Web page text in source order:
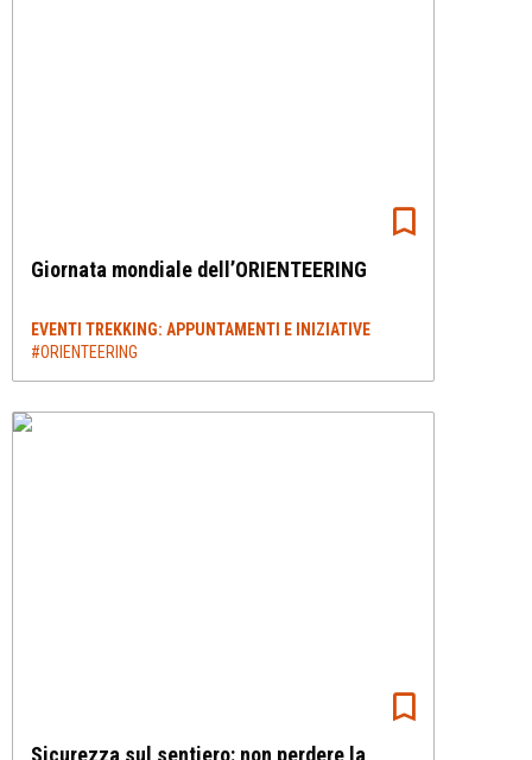
Giornata mondiale dell’ORIENTEERING
EVENTI TREKKING: APPUNTAMENTI E INIZIATIVE
#ORIENTEERING
Sicurezza sul sentiero: non perdere la